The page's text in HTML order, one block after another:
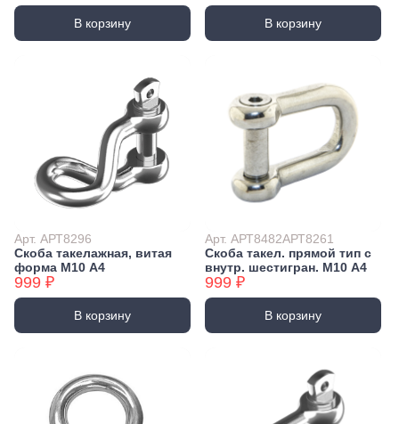
В корзину В корзину
Арт. АРТ8296
Скоба такелажная, витая
форма М10 А4
999 ₽
В корзину
Арт. АРТ8482АРТ8261
Скоба такел. прямой тип с
внутр. шестигран. М10 А4
999 ₽
В корзину